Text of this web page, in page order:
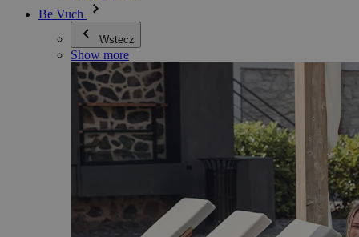
Be Vuch
Wstecz
Show more